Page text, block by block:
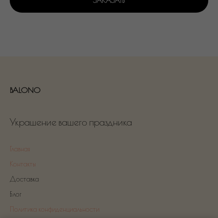
BALONO
Украшение вашего праздника
Главная
Контакты
Доставка
Блог
Политика конфиденциальности